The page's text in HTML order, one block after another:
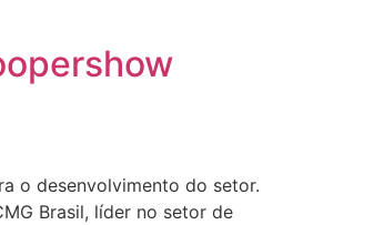
o desenvolvimento do setor.
Brasil, líder no setor de